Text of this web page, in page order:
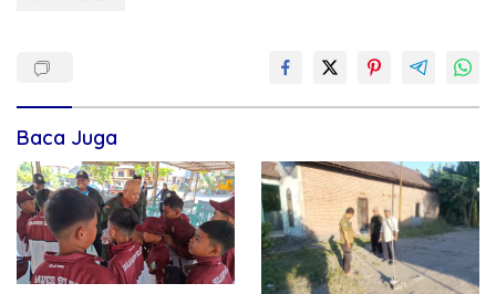
Baca Juga